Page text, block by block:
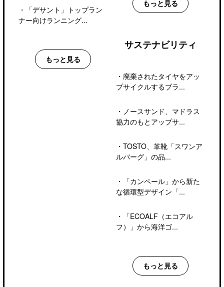
・
「デサント」トップラン
ナー向けランニング...
もっと見る
もっと見る
サステナビリティ
・ 廃棄されたタイヤをアッ
プサイクルするブラ...
・ ノースサンド、マドラス
協力のもとアップサ...
・ TOSTO、革靴「スワンア
ルバーグ」の品...
・
「カンペール」から新た
な循環型デザイン「...
・
「ECOALF（エコアル
フ）」から海洋ゴ...
もっと見る